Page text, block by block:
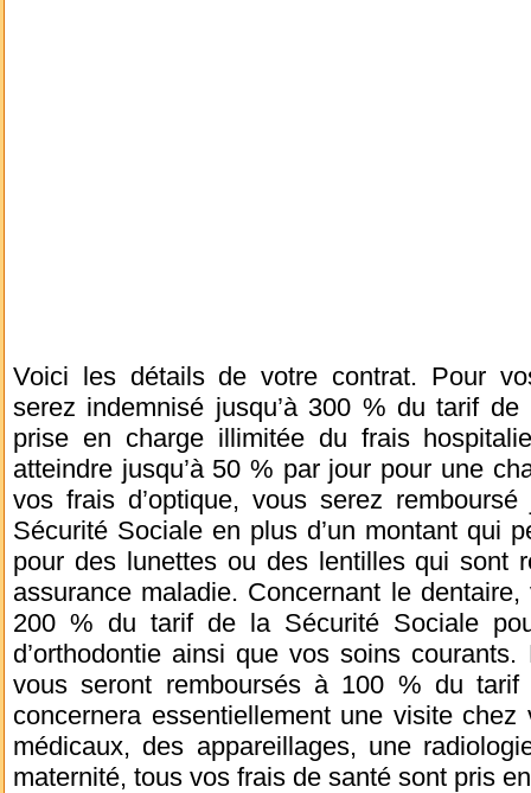
Voici les détails de votre contrat. Pour
serez indemnisé jusqu’à 300 % du tarif
prise en charge illimitée du frais
atteindre jusqu’à 50 % par jour pour une
vos frais d’optique, vous serez
Sécurité Sociale en plus d’un montant qui
pour des lunettes ou des lentilles qui sont
assurance maladie. Concernant le
200 % du tarif de la Sécurité Sociale
d’orthodontie ainsi que vos soins
vous seront remboursés à 100 % du
concernera essentiellement une visite
médicaux, des appareillages, une
maternité, tous vos frais de santé sont pris